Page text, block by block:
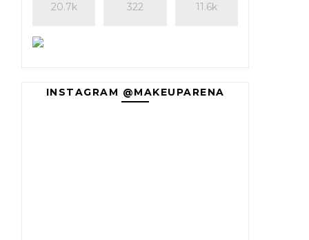
20.7k 322 11.6k
INSTAGRAM @MAKEUPARENA